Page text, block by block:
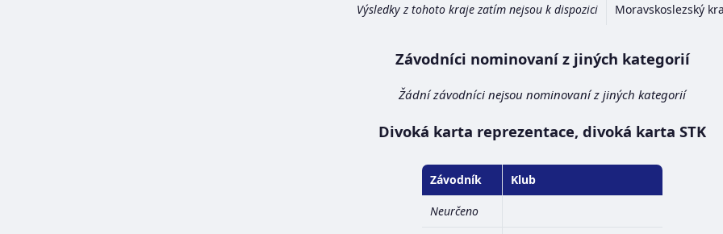
Výsledky z tohoto kraje zatím nejsou k dispozici Moravskoslezský
Závodníci nominovaní z jiných kategorií
Žádní závodníci nejsou nominovaní z jiných kategorií
Divoká karta reprezentace, divoká karta STK
Závodník Klub
Neurčeno